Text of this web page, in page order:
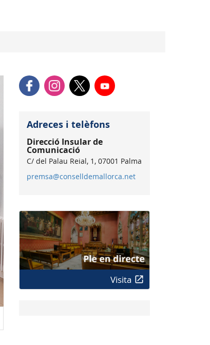
Adreces i telèfons
Direcció Insular de
Comunicació
C/ del Palau Reial, 1, 07001 Palma
premsa@conselldemallorca.net
Visita